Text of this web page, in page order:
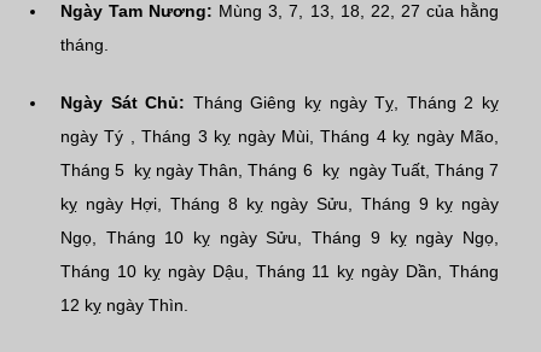
Ngày Tam Nương: Mùng 3, 7, 13, 18, 22, 27 của hằng
tháng.
Ngày Sát Chủ: Tháng Giêng kỵ ngày Tỵ, Tháng 2 kỵ
ngày Tý , Tháng 3 kỵ ngày Mùi, Tháng 4 kỵ ngày Mão,
Tháng 5 kỵ ngày Thân, Tháng 6 kỵ ngày Tuất, Tháng 7
kỵ ngày Hợi, Tháng 8 kỵ ngày Sửu, Tháng 9 kỵ ngày
Ngọ, Tháng 10 kỵ ngày Sửu, Tháng 9 kỵ ngày Ngọ,
Tháng 10 kỵ ngày Dậu, Tháng 11 kỵ ngày Dần, Tháng
12 kỵ ngày Thìn.